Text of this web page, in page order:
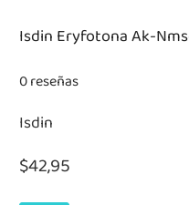
Isdin Eryfotona Ak-
0 reseñas
Isdin
$42,95